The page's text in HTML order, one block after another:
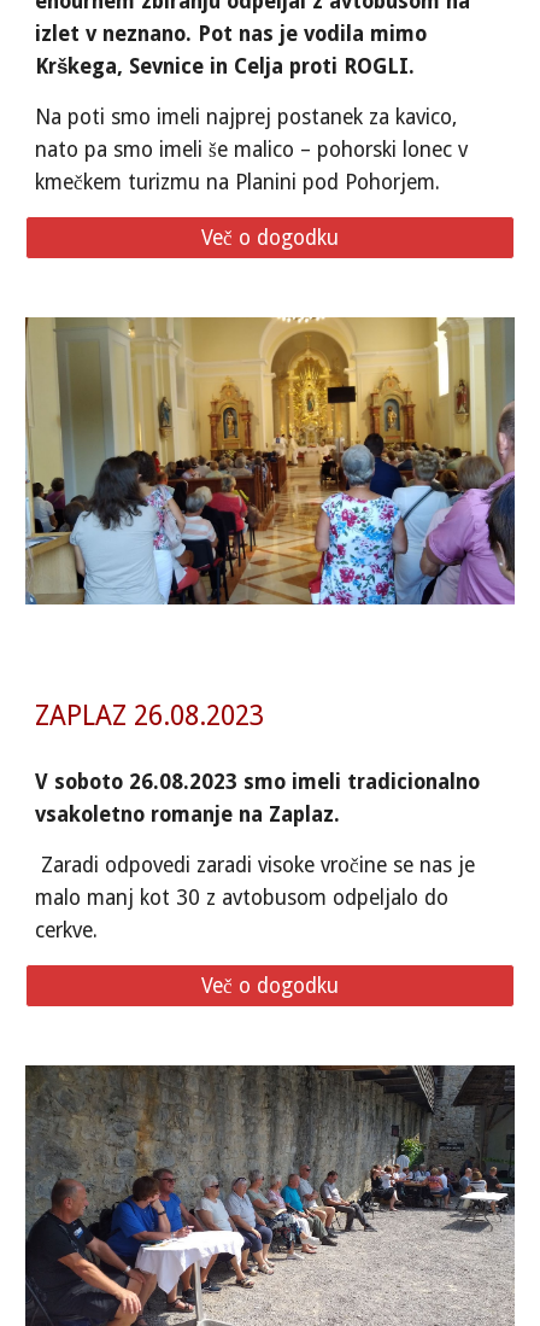
izlet v neznano. Pot nas je vodila mimo
Krškega, Sevnice in Celja proti ROGLI.
Na poti smo imeli najprej postanek za kavico,
nato pa smo imeli še malico – pohorski lonec v
kmečkem turizmu na Planini pod Pohorjem.
Več o dogodku
ZAPLAZ 26.08.2023
V soboto 26.08.2023 smo imeli tradicionalno
vsakoletno romanje na Zaplaz.
Zaradi odpovedi zaradi visoke vročine se nas je
malo manj kot 30 z avtobusom odpeljalo do
cerkve.
Več o dogodku